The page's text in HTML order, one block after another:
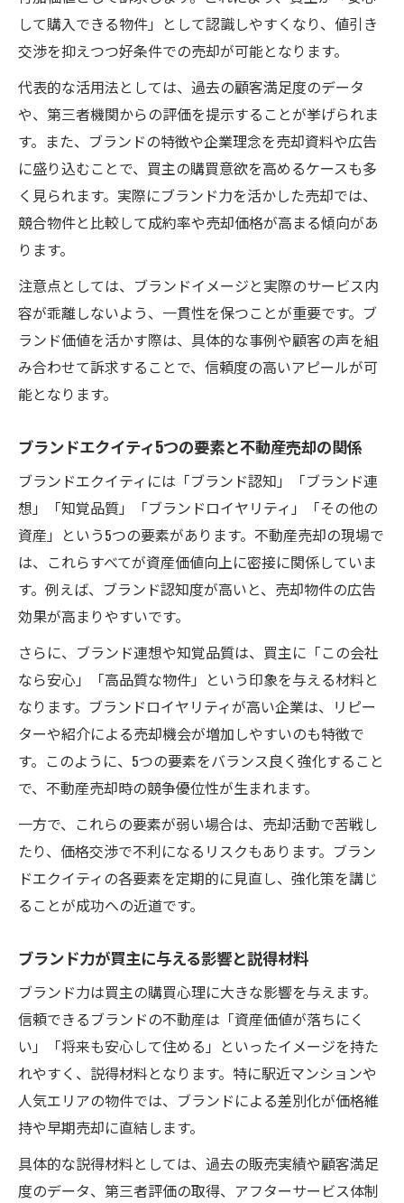
して購入できる物件」として認識しやすくなり、値引き
交渉を抑えつつ好条件での売却が可能となります。
代表的な活用法としては、過去の顧客満足度のデータ
や、第三者機関からの評価を提示することが挙げられま
す。また、ブランドの特徴や企業理念を売却資料や広告
に盛り込むことで、買主の購買意欲を高めるケースも多
く見られます。実際にブランド力を活かした売却では、
競合物件と比較して成約率や売却価格が高まる傾向があ
ります。
注意点としては、ブランドイメージと実際のサービス内
容が乖離しないよう、一貫性を保つことが重要です。ブ
ランド価値を活かす際は、具体的な事例や顧客の声を組
み合わせて訴求することで、信頼度の高いアピールが可
能となります。
ブランドエクイティ5つの要素と不動産売却の関係
ブランドエクイティには「ブランド認知」「ブランド連
想」「知覚品質」「ブランドロイヤリティ」「その他の
資産」という5つの要素があります。不動産売却の現場で
は、これらすべてが資産価値向上に密接に関係していま
す。例えば、ブランド認知度が高いと、売却物件の広告
効果が高まりやすいです。
さらに、ブランド連想や知覚品質は、買主に「この会社
なら安心」「高品質な物件」という印象を与える材料と
なります。ブランドロイヤリティが高い企業は、リピー
ターや紹介による売却機会が増加しやすいのも特徴で
す。このように、5つの要素をバランス良く強化すること
で、不動産売却時の競争優位性が生まれます。
一方で、これらの要素が弱い場合は、売却活動で苦戦し
たり、価格交渉で不利になるリスクもあります。ブラン
ドエクイティの各要素を定期的に見直し、強化策を講じ
ることが成功への近道です。
ブランド力が買主に与える影響と説得材料
ブランド力は買主の購買心理に大きな影響を与えます。
信頼できるブランドの不動産は「資産価値が落ちにく
い」「将来も安心して住める」といったイメージを持た
れやすく、説得材料となります。特に駅近マンションや
人気エリアの物件では、ブランドによる差別化が価格維
持や早期売却に直結します。
具体的な説得材料としては、過去の販売実績や顧客満足
度のデータ、第三者評価の取得、アフターサービス体制